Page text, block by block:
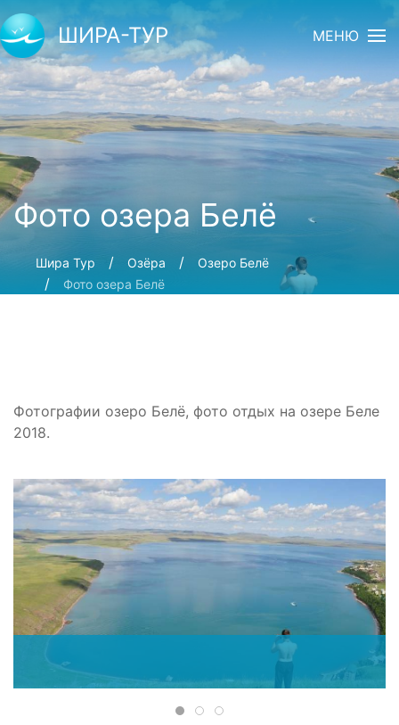
ШИРА-ТУР МЕНЮ
Фото озера Белё
Шира Тур Озёра
Озеро Белё
Фото озера Белё
Фотографии озеро Белё, фото отдых на озере Беле
2018.